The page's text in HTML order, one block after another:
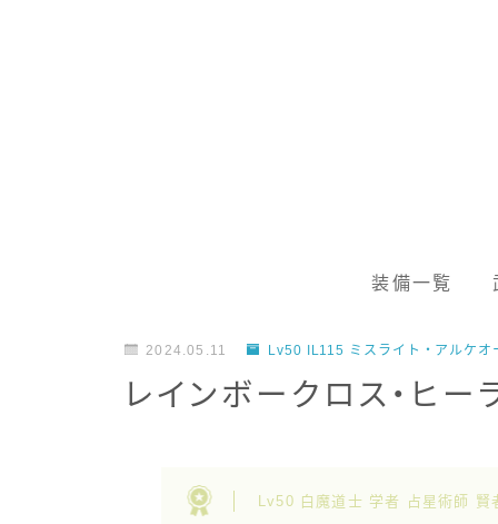
装備一覧
2024.05.11 Lv50 IL115 ミスライト・アルケオ
レインボークロス・ヒー
Lv50 白魔道士 学者 占星術師 賢